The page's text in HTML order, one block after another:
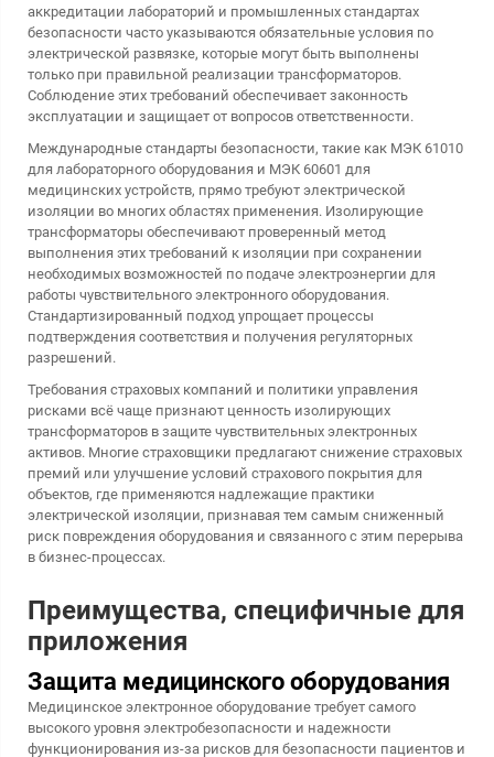
аккредитации лабораторий и промышленных стандартах
безопасности часто указываются обязательные условия по
электрической развязке, которые могут быть выполнены
только при правильной реализации трансформаторов.
Соблюдение этих требований обеспечивает законность
эксплуатации и защищает от вопросов ответственности.
Международные стандарты безопасности, такие как МЭК 61010
для лабораторного оборудования и МЭК 60601 для
медицинских устройств, прямо требуют электрической
изоляции во многих областях применения. Изолирующие
трансформаторы обеспечивают проверенный метод
выполнения этих требований к изоляции при сохранении
необходимых возможностей по подаче электроэнергии для
работы чувствительного электронного оборудования.
Стандартизированный подход упрощает процессы
подтверждения соответствия и получения регуляторных
разрешений.
Требования страховых компаний и политики управления
рисками всё чаще признают ценность изолирующих
трансформаторов в защите чувствительных электронных
активов. Многие страховщики предлагают снижение страховых
премий или улучшение условий страхового покрытия для
объектов, где применяются надлежащие практики
электрической изоляции, признавая тем самым сниженный
риск повреждения оборудования и связанного с этим перерыва
в бизнес-процессах.
Преимущества, специфичные для
приложения
Защита медицинского оборудования
Медицинское электронное оборудование требует самого
высокого уровня электробезопасности и надежности
функционирования из-за рисков для безопасности пациентов и